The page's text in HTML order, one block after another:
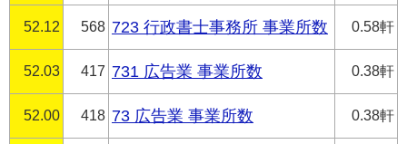
52.12 568 723 行政書士事務所 事業所数 0.58軒
52.03 417 731 広告業 事業所数 0.38軒
52.00 418 73 広告業 事業所数 0.38軒